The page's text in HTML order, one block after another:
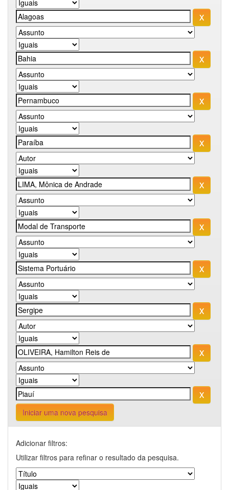
Iniciar uma nova pesquisa
Adicionar filtros:
Utilizar filtros para refinar o resultado da pesquisa.